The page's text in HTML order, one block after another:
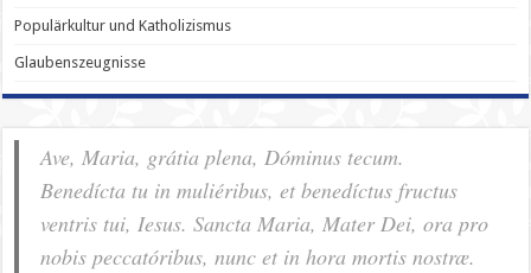
Populärkultur und Katholizismus
Glaubenszeugnisse
Ave, Maria, grátia plena, Dóminus tecum.
Benedícta tu in muliéribus, et benedíctus fructus
ventris tui, Iesus. Sancta Maria, Mater Dei, ora pro
nobis pec­ca­tóribus, nunc et in hora mortis nostræ.